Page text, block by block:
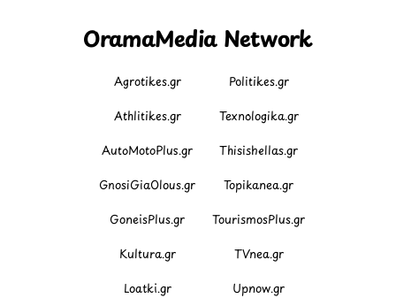
OramaMedia Network
Agrotikes.gr Politikes.gr
Athlitikes.gr Texnologika.gr
AutoMotoPlus.gr Thisishellas.gr
GnosiGiaOlous.gr Topikanea.gr
GoneisPlus.gr TourismosPlus.gr
Kultura.gr TVnea.gr
Loatki.gr Upnow.gr